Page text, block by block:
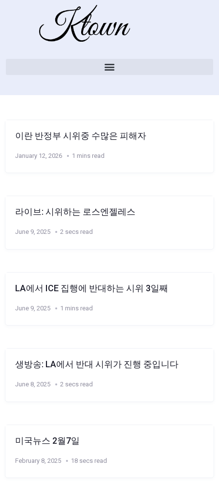
이란 반정부 시위중 수많은 피해자
January 12, 2026 1 mins read
라이브: 시위하는 로스엔젤레스
June 9, 2025 2 secs read
LA에서 ICE 집행에 반대하는 시위 3일째
June 9, 2025 1 mins read
생방송: LA에서 반대 시위가 진행 중입니다
June 8, 2025 2 secs read
미국뉴스 2월7일
February 8, 2025 18 secs read